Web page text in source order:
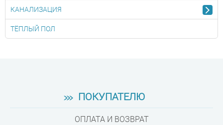
КАНАЛИЗАЦИЯ
ТЁПЛЫЙ ПОЛ
ПОКУПАТЕЛЮ
ОПЛАТА И ВОЗВРАТ